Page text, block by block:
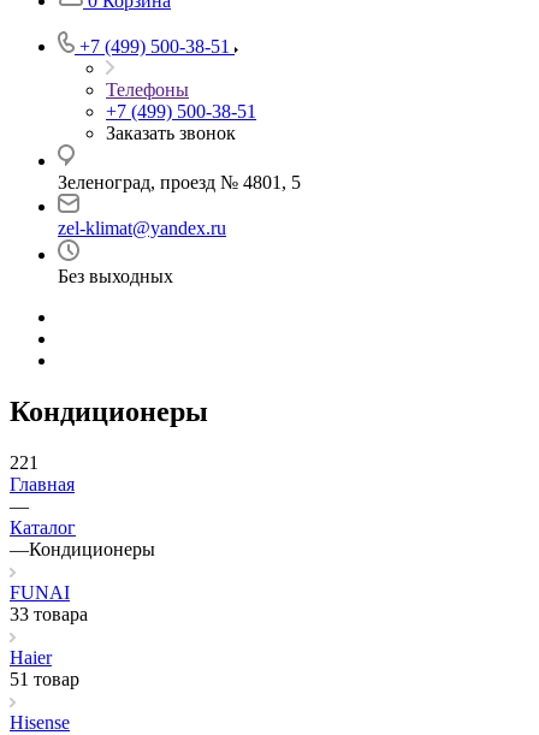
+7 (499) 500-38-51
Телефоны
+7 (499) 500-38-51
Заказать звонок
Зеленоград, проезд № 4801, 5
zel-klimat@yandex.ru
Без выходных
Кондиционеры
221
Главная
—
Каталог
—Кондиционеры
FUNAI
33 товара
Haier
51 товар
Hisense